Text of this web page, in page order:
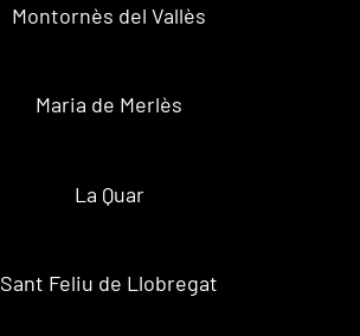
Montornès del Vallès
Maria de Merlès
La Quar
Sant Feliu de Llobregat